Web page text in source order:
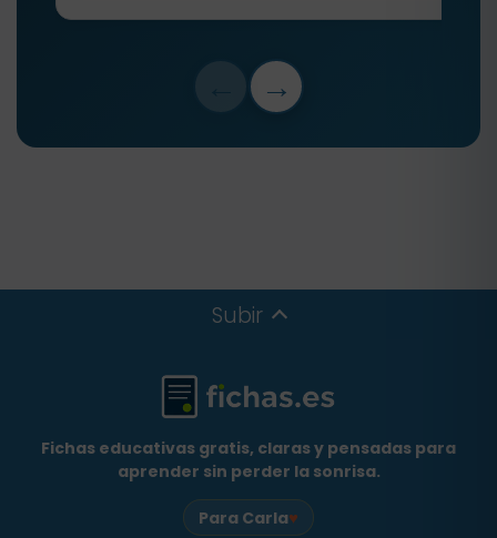
→
Subir
Fichas educativas gratis, claras y pensadas para
aprender sin perder la sonrisa.
Para Carla♥